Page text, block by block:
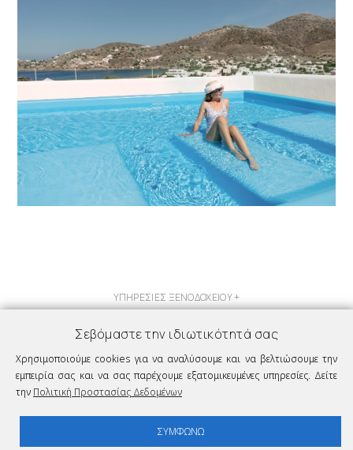
ΥΠΗΡΕΣΙΕΣ ΞΕΝΟΔΟΧΕΙΟΥ
© 2026 Kritikakis Village Hotel | Developed byYannis Theodosiadis
Σεβόμαστε την ιδιωτικότητά σας
Χρησιμοποιούμε cookies για να αναλύσουμε και να βελτιώσουμε την
εμπειρία σας και να σας παρέχουμε εξατομικευμένες υπηρεσίες. Δείτε
την Πολιτική Προστασίας Δεδομένων
ΣΥΜΦΩΝΩ